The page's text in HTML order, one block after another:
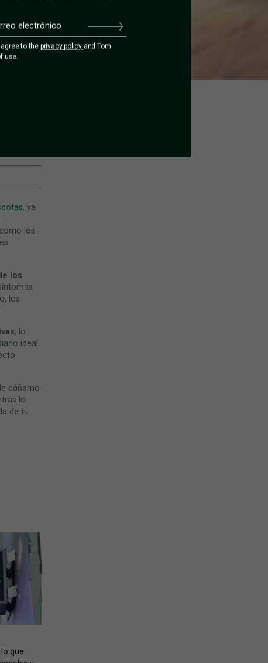
, ya
como los
los
los
, lo
ideal.
cáñamo
lo
de tu
que
to the privacy policy and Tom
use.